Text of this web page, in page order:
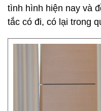
tình hình hiện nay và
tắc có đi, có lại trong